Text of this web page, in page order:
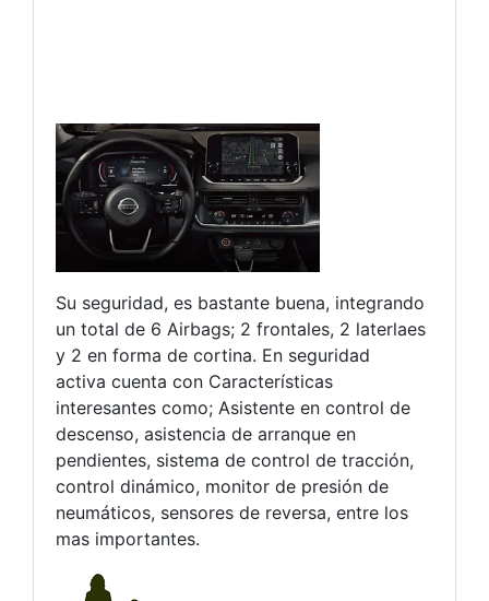
Su seguridad, es bastante buena, integrando
un total de 6 Airbags; 2 frontales, 2 laterlaes
y 2 en forma de cortina. En seguridad
activa cuenta con Características
interesantes como; Asistente en control de
descenso, asistencia de arranque en
pendientes, sistema de control de tracción,
control dinámico, monitor de presión de
neumáticos, sensores de reversa, entre los
mas importantes.